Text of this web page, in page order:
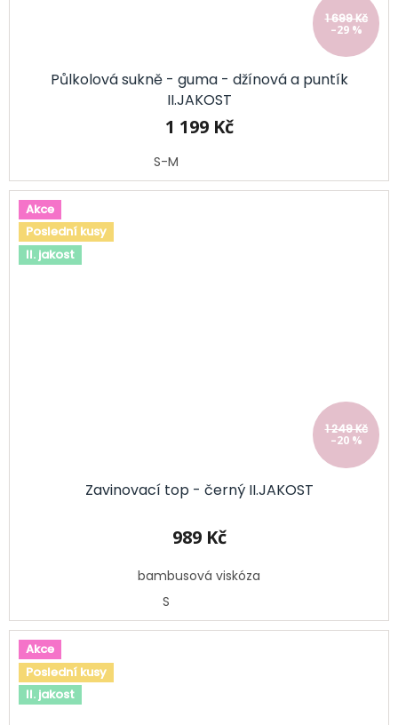
1 699 Kč
–29 %
Půlkolová sukně - guma - džínová a puntík
II.JAKOST
1 199 Kč
S-M
Akce
Poslední kusy
II. jakost
1 249 Kč
–20 %
Zavinovací top - černý II.JAKOST
989 Kč
bambusová viskóza
S
Akce
Poslední kusy
II. jakost